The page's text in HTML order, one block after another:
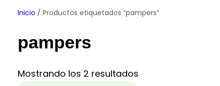
Inicio / Productos etiquetados “pampers”
pampers
Mostrando los 2 resultados